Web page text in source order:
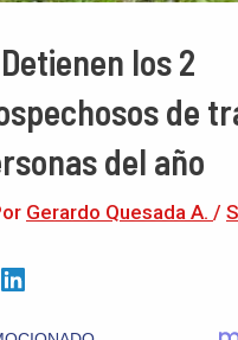
los 2
de
del año
Gerardo Quesada A. /